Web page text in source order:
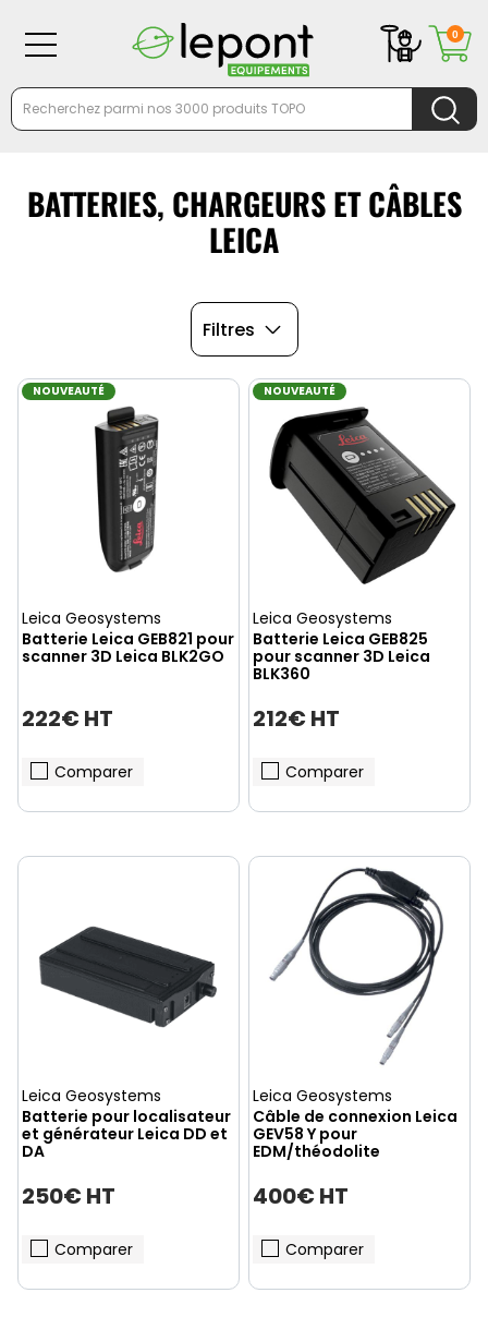
BATTERIES, CHARGEURS ET CÂBLES
LEICA
Filtres
NOUVEAUTÉ
Leica Geosystems
Batterie Leica GEB821 pour
scanner 3D Leica BLK2GO
222€ HT
Comparer
NOUVEAUTÉ
Leica Geosystems
Batterie Leica GEB825
pour scanner 3D Leica
BLK360
212€ HT
Comparer
Leica Geosystems
Batterie pour localisateur
et générateur Leica DD et
DA
250€ HT
Comparer
Leica Geosystems
Câble de connexion Leica
GEV58 Y pour
EDM/théodolite
400€ HT
Comparer
0